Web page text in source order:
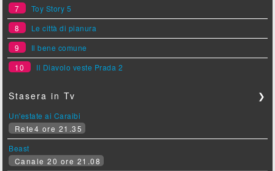
7
Toy Story 5
8
Le città di pianura
9
Il bene comune
10
Il Diavolo veste Prada 2
Stasera in Tv ❯
Un'estate ai Caraibi
Rete4 ore 21.35
Beast
Canale 20 ore 21.08